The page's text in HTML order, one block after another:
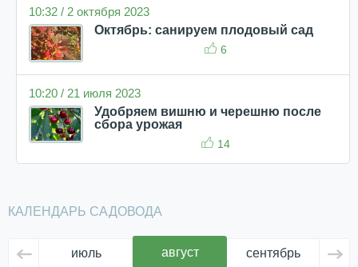
10:32 / 2 октября 2023
Октябрь: санируем плодовый сад
6
10:20 / 21 июля 2023
Удобряем вишню и черешню после
сбора урожая
14
КАЛЕНДАРЬ САДОВОДА
июль август сентябрь